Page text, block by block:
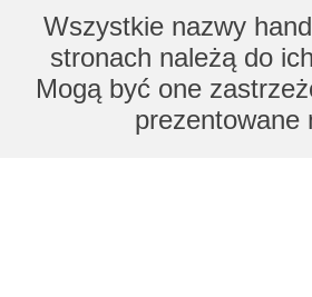
Wszystkie nazwy
stronach należą do
Mogą być one
prezentowane